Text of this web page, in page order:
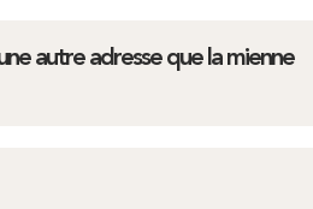
autre adresse que la mienne